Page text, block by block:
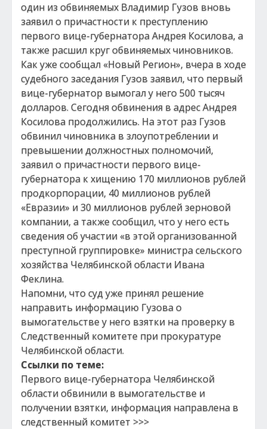
один из обвиняемых Владимир Гузов вновь
заявил о причастности к преступлению
первого вице-губернатора Андрея Косилова, а
также расшил круг обвиняемых чиновников.
Как уже сообщал «Новый Регион», вчера в ходе
судебного заседания Гузов заявил, что первый
вице-губернатор вымогал у него 500 тысяч
долларов. Сегодня обвинения в адрес Андрея
Косилова продолжились. На этот раз Гузов
обвинил чиновника в злоупотреблении и
превышении должностных полномочий,
заявил о причастности первого вице-
губернатора к хищению 170 миллионов рублей
продкорпорации, 40 миллионов рублей
«Евразии» и 30 миллионов рублей зерновой
компании, а также сообщил, что у него есть
сведения об участии «в этой организованной
преступной группировке» министра сельского
хозяйства Челябинской области Ивана
Феклина.
Напомни, что суд уже принял решение
направить информацию Гузова о
вымогательстве у него взятки на проверку в
Следственный комитете при прокуратуре
Челябинской области.
Ссылки по теме:
Первого вице-губернатора Челябинской
области обвинили в вымогательстве и
получении взятки, информация направлена в
следственный комитет >>>